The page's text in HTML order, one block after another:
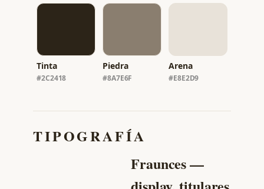
Tinta
#2C2418
Piedra
#8A7E6F
Arena
#E8E2D9
TIPOGRAFÍA
Fraunces —